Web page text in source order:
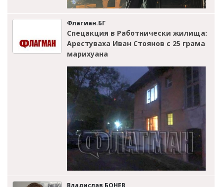
Флагман.БГ
Спецакция в Работнически жилища:
Арестуваха Иван Стоянов с 25 грама
марихуана
Владислав БОНЕВ